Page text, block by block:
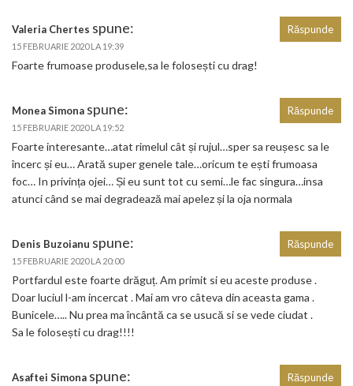
Valeria Chertes spune:
15 FEBRUARIE 2020 LA 19:39
Foarte frumoase produsele,sa le folosești cu drag!
Răspunde
Monea Simona spune:
15 FEBRUARIE 2020 LA 19:52
Foarte interesante…atat rimelul cât și rujul…sper sa reușesc sa le
încerc și eu… Arată super genele tale…oricum te ești frumoasa
foc… In privința ojei… Și eu sunt tot cu semi…le fac singura…insa
atunci când se mai degradează mai apelez și la oja normala
Răspunde
Denis Buzoianu spune:
15 FEBRUARIE 2020 LA 20:00
Portfardul este foarte drăguț. Am primit si eu aceste produse .
Doar luciul l-am incercat . Mai am vro câteva din aceasta gama .
Bunicele….. Nu prea ma încântă ca se usucă si se vede ciudat .
Sa le folosești cu drag!!!!
Răspunde
Asaftei Simona spune: Răspunde